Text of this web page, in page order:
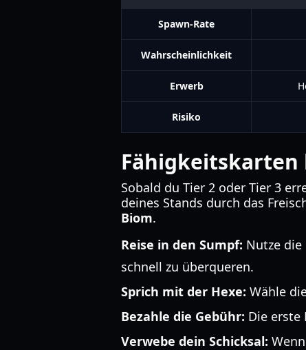
Spawn-Rate
Wahrscheinlichkeit
Erwerb
Risiko
Fähigkeitskarten
Sobald du Tier 2 oder Tier 3
deines Stands durch das
Biom.
Reise in den Sumpf: Nutze die
schnell zu überqueren.
Sprich mit der Hexe: Wähle
Bezahle die Gebühr: Die erste
Verwebe dein Schicksal: